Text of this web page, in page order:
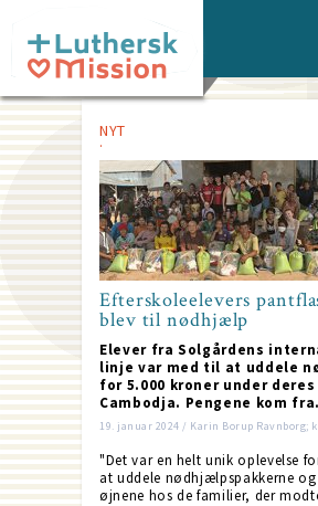
main
content
NYT
Efterskoleelevers
blev til nødhjælp
Elever fra Solgårdens
linje var med til at uddele
for 5.000 kroner under
Cambodja. Pengene kom
19. januar 2024 / Karin Borup Ravnborg;
"Det var en helt unik oplevelse
at uddele nødhjælpspakkerne
øjnene hos de familier, der